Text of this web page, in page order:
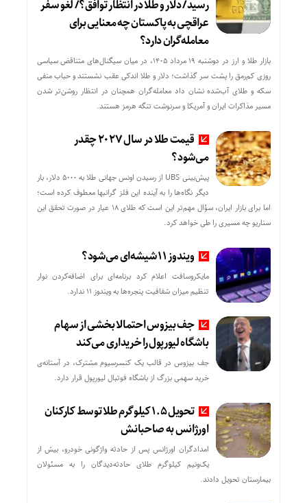
رسید/ دلار و طلا در انتظار توافق؟/ لغو سفر
عراقچی به پاکستان چه معنایی برای
معامله‌گران دارد؟
بازار طلا و ارز در دوشنبه ۱۹ مرداد ۱۴۰۵، در میان سیگنال‌های متناقض سیاسی
روزی کم‌رمق را پشت سر گذاشت؛ دلار و طلا اندکی عقب نشستند و حباب منفی
سکه و طلای آب‌شده نشان داد معامله‌گران همچنان در انتظار روشن‌تر شدن
مسیر مذاکرات ایران و آمریکا و سرنوشت تنگه هرمز هستند.
قیمت طلا در سال 2027 چقدر
می‌شود؟
پیش‌بینی UBS از رسیدن اونس جهانی طلا به ۵۰۰۰ دلار، بار
دیگر نگاه‌ها را به آینده این فلز گرانبها معطوف کرده است؛
اما برای بازار ایران، سؤال مهم‌تر این است که طلای ۱۸ عیار در صورت تحقق این
سناریو چه مسیری را طی خواهد کرد.
ویندوز ۱۱ شیشه‌ای می‌شود؟
مایکروسافت اعلام کرد برنامه‌ای برای اضافه‌کردن نوار
تنظیم میزان شفافیت پنجره‌ها به ویندوز ۱۱ ندارد.
جف بیزوس احتمالا بخشی از سهام
باشگاه لیورپول را خریداری می‌کند
جف بیزوس در قالب یک کنسرسیوم مشترک، در آستانه‌ی
خرید سهمی بزرگ از باشگاه فوتبال لیورپول قرار دارد.
تحویل ۱.۵ کیلوگرم طلا توسط کارکنان
اورژانس به صاحبانش
امدادگران اورژانس پس از حادثه واژگونی خودرو، بیش از
یک‌ونیم کیلوگرم طلای حادثه‌دیدگان را به مسئولان
بیمارستان تحویل دادند.